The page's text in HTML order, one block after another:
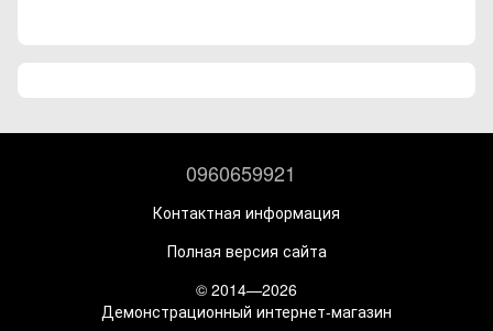
0960659921
Контактная информация
Полная версия сайта
© 2014—2026
Демонстрационный интернет-магазин